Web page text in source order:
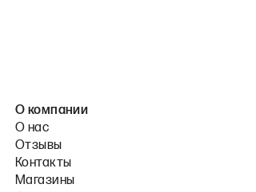
О компании
О нас
Отзывы
Контакты
Магазины